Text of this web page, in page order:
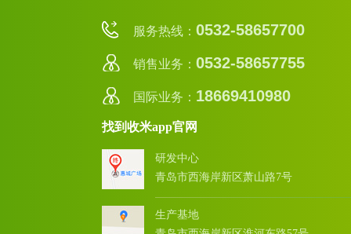
服务热线： 0532-58657700
销售业务： 0532-58657755
国际业务： 18669410980
找到收米app官网
研发中心
青岛市西海岸新区萧山路7号
生产基地